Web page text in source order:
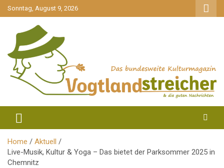
gehe
zum
Sonntag, August 9, 2026
Vogtlandstreicher
Home
Aktuell
Live-Musik, Kultur & Yoga – Das bietet der Parksommer 2025 in
Chemnitz